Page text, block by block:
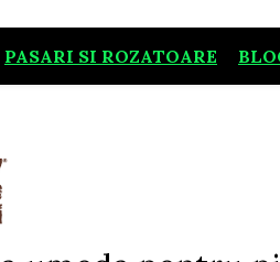
PASARI SI ROZATOARE